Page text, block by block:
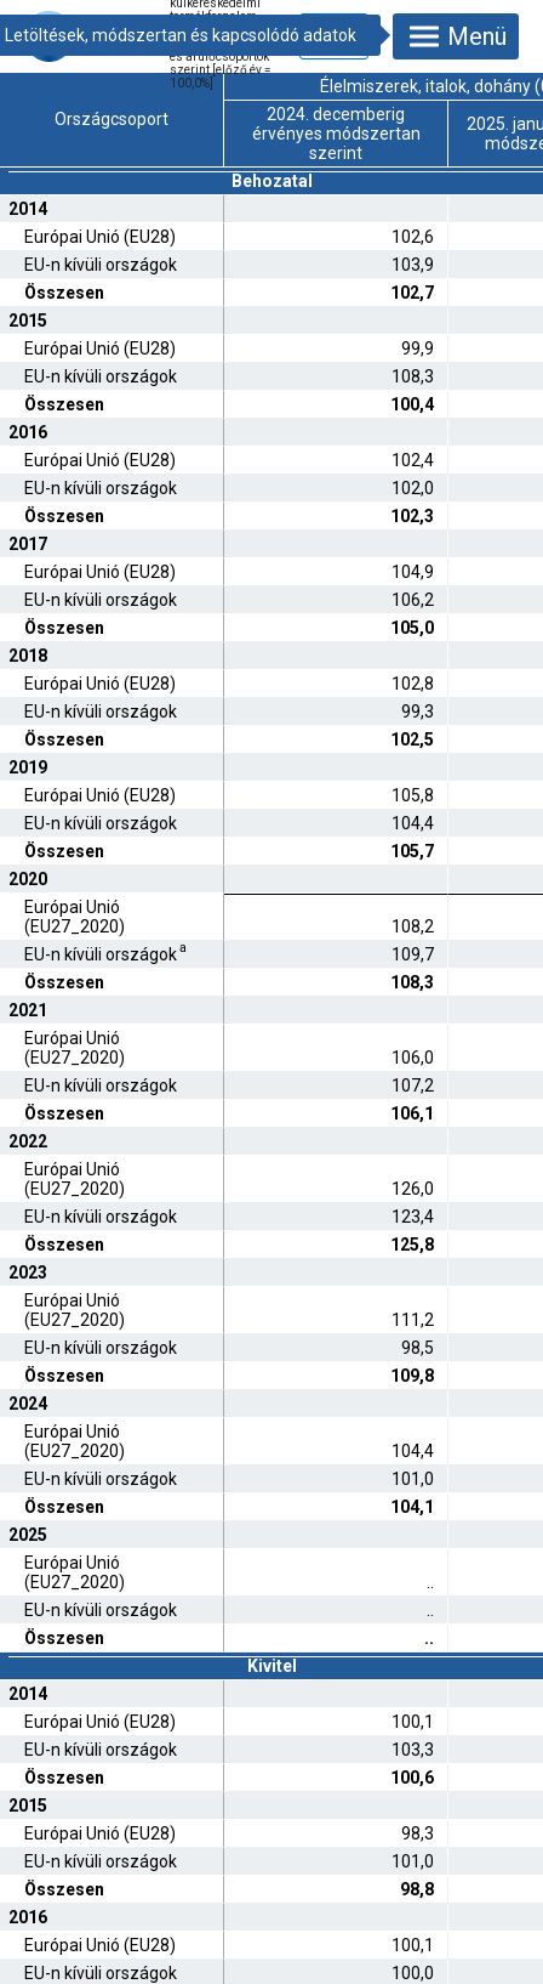
külkereskedelmi
termékforgalom
árindexei
országcsoportok
és árufőcsoportok
szerint [előző év =
100,0%]
Menü
Országcsoport
Élelmiszerek, italok, dohány
2024. decemberig
érvényes módszertan
szerint
2025.
Behozatal
2014
Európai Unió (EU28)
102,6
EU-n kívüli országok
103,9
Összesen
102,7
2015
Európai Unió (EU28)
99,9
EU-n kívüli országok
108,3
Összesen
100,4
2016
Európai Unió (EU28)
102,4
EU-n kívüli országok
102,0
Összesen
102,3
2017
Európai Unió (EU28)
104,9
EU-n kívüli országok
106,2
Összesen
105,0
2018
Európai Unió (EU28)
102,8
EU-n kívüli országok
99,3
Összesen
102,5
2019
Európai Unió (EU28)
105,8
EU-n kívüli országok
104,4
Összesen
105,7
2020
Európai Unió
(EU27_2020)
108,2
EU-n kívüli országoka
109,7
Összesen
108,3
2021
Európai Unió
(EU27_2020)
106,0
EU-n kívüli országok
107,2
Összesen
106,1
2022
Európai Unió
(EU27_2020)
126,0
EU-n kívüli országok
123,4
Összesen
125,8
2023
Európai Unió
(EU27_2020)
111,2
EU-n kívüli országok
98,5
Összesen
109,8
2024
Európai Unió
(EU27_2020)
104,4
EU-n kívüli országok
101,0
Összesen
104,1
2025
Európai Unió
(EU27_2020)
EU-n kívüli országok
Összesen
..
Kivitel
2014
Európai Unió (EU28)
100,1
EU-n kívüli országok
103,3
Összesen
100,6
2015
Európai Unió (EU28)
98,3
EU-n kívüli országok
101,0
Összesen
98,8
2016
Európai Unió (EU28)
100,1
EU-n kívüli országok
100,0